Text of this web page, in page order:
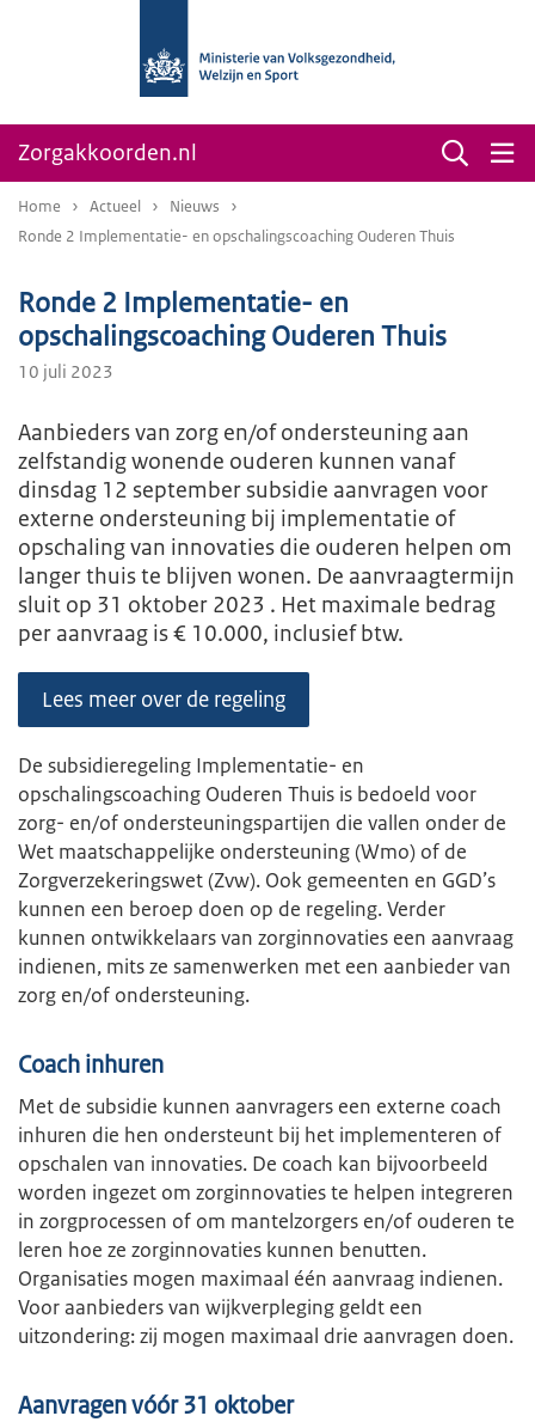
Zorgakkoorden.nl
Home Actueel
Nieuws
Ronde 2 Implementatie- en opschalingscoaching Ouderen Thuis
Ronde 2 Implementatie- en
opschalingscoaching Ouderen Thuis
10 juli 2023
Aanbieders van zorg en/of ondersteuning aan
zelfstandig wonende ouderen kunnen vanaf
dinsdag 12 september subsidie aanvragen voor
externe ondersteuning bij implementatie of
opschaling van innovaties die ouderen helpen om
langer thuis te blijven wonen. De aanvraagtermijn
sluit op 31 oktober 2023 . Het maximale bedrag
per aanvraag is € 10.000, inclusief btw.
Lees meer over de regeling
De subsidieregeling Implementatie- en
opschalingscoaching Ouderen Thuis is bedoeld voor
zorg- en/of ondersteuningspartijen die vallen onder de
Wet maatschappelijke ondersteuning (Wmo) of de
Zorgverzekeringswet (Zvw). Ook gemeenten en GGD’s
kunnen een beroep doen op de regeling. Verder
kunnen ontwikkelaars van zorginnovaties een aanvraag
indienen, mits ze samenwerken met een aanbieder van
zorg en/of ondersteuning.
Coach inhuren
Met de subsidie kunnen aanvragers een externe coach
inhuren die hen ondersteunt bij het implementeren of
opschalen van innovaties. De coach kan bijvoorbeeld
worden ingezet om zorginnovaties te helpen integreren
in zorgprocessen of om mantelzorgers en/of ouderen te
leren hoe ze zorginnovaties kunnen benutten.
Organisaties mogen maximaal één aanvraag indienen.
Voor aanbieders van wijkverpleging geldt een
uitzondering: zij mogen maximaal drie aanvragen doen.
Aanvragen vóór 31 oktober